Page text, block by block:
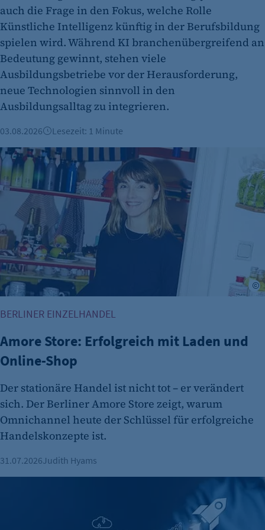
etracker Analytics
et_oi_v2
Anbieter:
etracker GmbH
Zweck:
Cookie Laufzeit:
2 Jahre
etracker Analytics
Name:
et_allow_cookies
Anbieter:
etracker GmbH
Zweck:
Es erlaubt eTracker Cookies zu setzen.
Cookie Laufzeit:
isSdEnabled
Anbieter:
etracker GmbH
Erkennung, ob bei dem Besucher die
Scrolltiefe gemessen wird.
auch die Frage in den Fokus, welche Rolle
Künstliche Intelligenz künftig in der Berufsbildung
spielen wird. Während KI branchenübergreifend an
Bedeutung gewinnt, stehen viele
Ausbildungsbetriebe vor der Herausforderung,
neue Technologien sinnvoll in den
Ausbildungsalltag zu integrieren.
03.08.2026 Lesezeit: 1 Minute
Amore Store: Erfolgreich mit Laden und Online-Shop
BERLINER EINZELHANDEL
Amore Store: Erfolgreich mit Laden und
Online-Shop
Der stationäre Handel ist nicht tot – er verändert
sich. Der Berliner Amore Store zeigt, warum
Omnichannel heute der Schlüssel für erfolgreiche
Handelskonzepte ist.
31.07.2026Judith Hyams
Berliner KI-Startup telli sammelt 13,1 Millionen Euro ein